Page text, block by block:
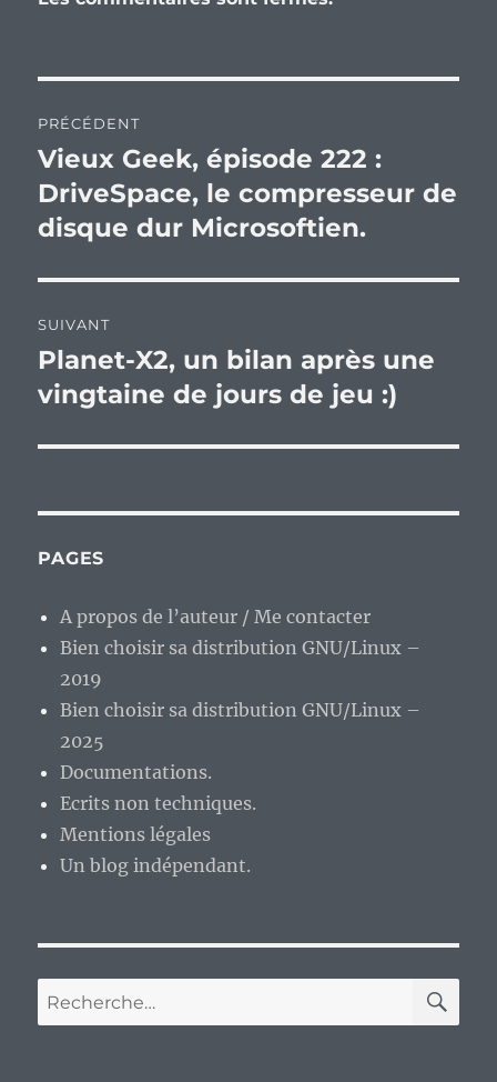
de
l’article
PRÉCÉDENT
Publication
précédente :
Vieux Geek, épisode 222 :
DriveSpace, le compresseur de
disque dur Microsoftien.
SUIVANT
Publication
suivante :
Planet-X2, un bilan après une
vingtaine de jours de jeu :)
PAGES
A propos de l’auteur / Me contacter
Bien choisir sa distribution GNU/Linux –
2019
Bien choisir sa distribution GNU/Linux –
2025
Documentations.
Ecrits non techniques.
Mentions légales
Un blog indépendant.
Recherche
pour :